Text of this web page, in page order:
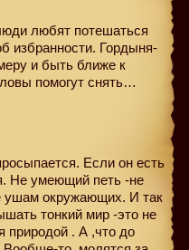
любят потешаться
избранности. Гордыня-
и быть ближе к
помогут снять…
Если он есть
Не умеющий петь -не
ушам окружающих. И так
тонкий мир -это не
природой . А ,что до